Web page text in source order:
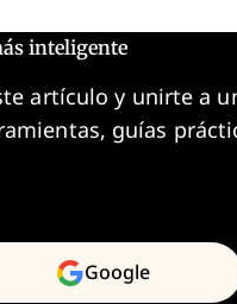
inteligente
artículo y unirte a
guías
Google